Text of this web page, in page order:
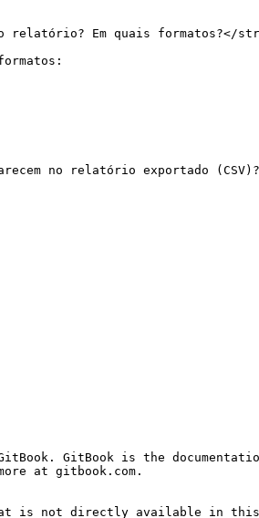
relatório? Em quais formatos?</
no relatório exportado
GitBook is the
at gitbook.com.
is not directly available in this